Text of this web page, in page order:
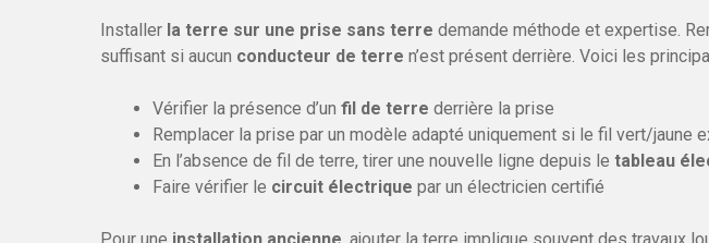
Installer la terre sur une prise sans terre demande méthode et expertise.
suffisant si aucun conducteur de terre n’est présent derrière. Voici les
Vérifier la présence d’un fil de terre derrière la prise
Remplacer la prise par un modèle adapté uniquement si le fil vert/jaune
En l’absence de fil de terre, tirer une nouvelle ligne depuis le tableau
Faire vérifier le circuit électrique par un électricien certifié